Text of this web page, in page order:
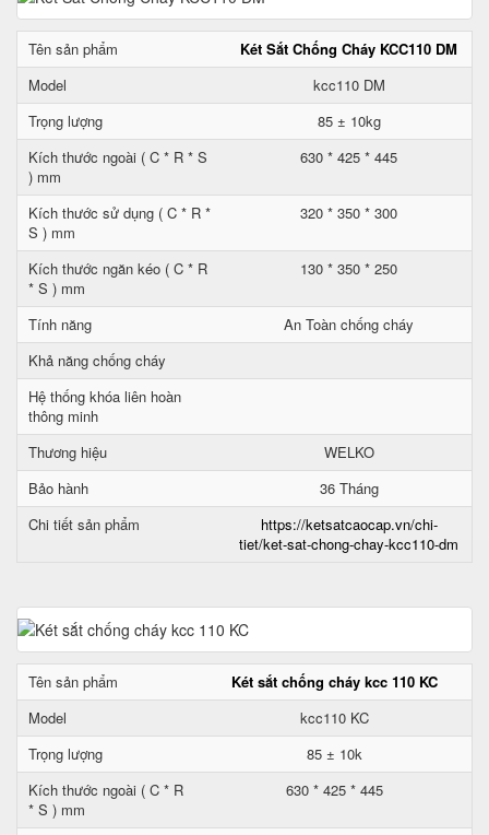
Tên sản phẩm
Két Sắt Chống Cháy KCC110 DM
Model
kcc110 DM
Trọng lượng
85 ± 10kg
Kích thước ngoài ( C * R * S
) mm
630 * 425 * 445
Kích thước sử dụng ( C * R *
S ) mm
320 * 350 * 300
Kích thước ngăn kéo ( C * R
* S ) mm
130 * 350 * 250
Tính năng
An Toàn chống cháy
Khả năng chống cháy
Hệ thống khóa liên hoàn
thông minh
Thương hiệu
WELKO
Bảo hành
36 Tháng
Chi tiết sản phẩm
https://ketsatcaocap.vn/chi-
tiet/ket-sat-chong-chay-kcc110-dm
Tên sản phẩm
Két sắt chống cháy kcc 110 KC
Model
kcc110 KC
Trọng lượng
85 ± 10k
Kích thước ngoài ( C * R
* S ) mm
630 * 425 * 445